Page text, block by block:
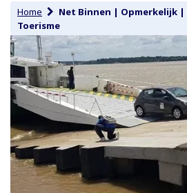
Home Net Binnen | Opmerkelijk |
Toerisme